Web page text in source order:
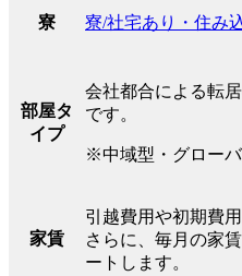
寮 寮/社宅あり・住み
部屋タ
イプ
会社都合による転
です。
※中域型・グロー
家賃
引越費用や初期費
さらに、毎月の家
ートします。